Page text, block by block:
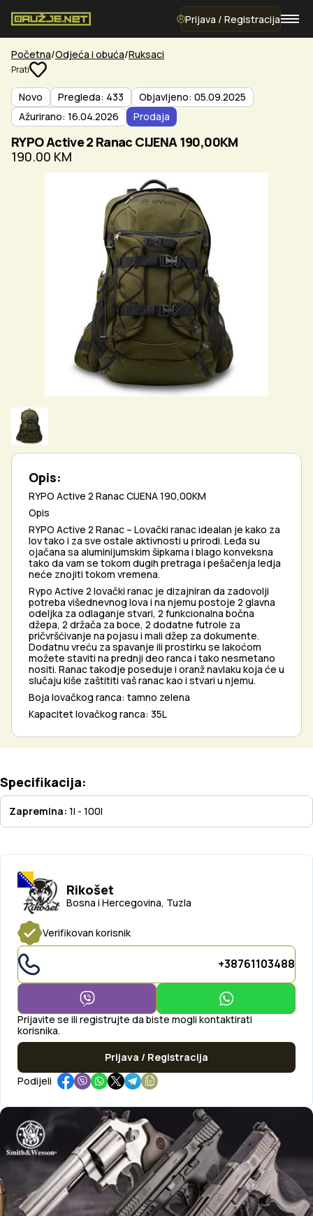
Prijava / Registracija
Početna Odjeća i obuća Ruksaci
Prati
Novo Pregleda: 433
Objavljeno: 05.09.2025
Ažurirano: 16.04.2026
Prodaja
RYPO Active 2 Ranac CIJENA 190,00KM
190.00 KM
Opis:
RYPO Active 2 Ranac CIJENA 190,00KM
Opis
RYPO Active 2 Ranac – Lovački ranac idealan je kako za
lov tako i za sve ostale aktivnosti u prirodi. Leđa su
ojačana sa aluminijumskim šipkama i blago konveksna
tako da vam se tokom dugih pretraga i pešačenja ledja
neće znojiti tokom vremena.
Rypo Active 2 lovački ranac je dizajniran da zadovolji
potreba višednevnog lova i na njemu postoje 2 glavna
odeljka za odlaganje stvari, 2 funkcionalna bočna
džepa, 2 držača za boce, 2 dodatne futrole za
pričvršćivanje na pojasu i mali džep za dokumente.
Dodatnu vreću za spavanje ili prostirku se lakoćom
možete staviti na prednji deo ranca i tako nesmetano
nositi. Ranac takodje poseduje i oranž navlaku koja će u
slučaju kiše zaštititi vaš ranac kao i stvari u njemu.
Boja lovačkog ranca: tamno zelena
Kapacitet lovačkog ranca: 35L
Rikošet
Bosna i Hercegovina, Tuzla
Verifikovan korisnik
+38761103488
Prijavite se ili registrujte da biste mogli kontaktirati
korisnika.
Prijava / Registracija
Podijeli
Specifikacija:
Zapremina: 1l - 100l